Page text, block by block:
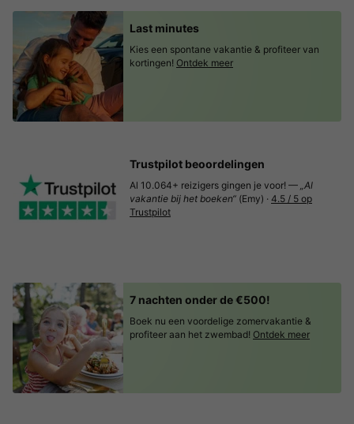
Last minutes
Kies een spontane vakantie & profiteer van
kortingen! Ontdek meer
Trustpilot beoordelingen
Al 10.064+ reizigers gingen je voor! — „Al
vakantie bij het boeken“ (Emy) · 4.5 / 5 op
Trustpilot
7 nachten onder de €500!
Boek nu een voordelige zomervakantie &
profiteer aan het zwembad! Ontdek meer